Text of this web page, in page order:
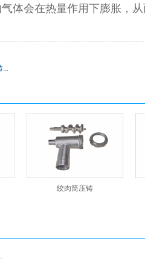
体会在热量作用下膨胀，
...
绞肉筒压铸